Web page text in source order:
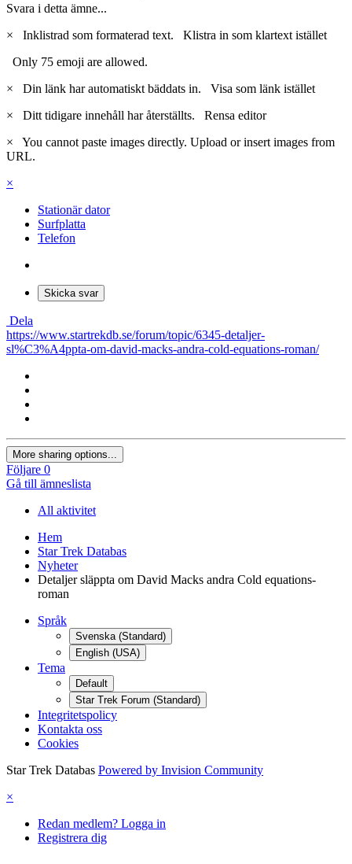
Svara i detta ämne...
×
Inklistrad som formaterad text. Klistra in som klartext istället
Only 75 emoji are allowed.
×
Din länk har automatiskt bäddats in. Visa som länk istället
×
Ditt tidigare innehåll har återställts. Rensa editor
×
You cannot paste images directly. Upload or insert images from
URL.
×
Stationär dator
Surfplatta
Telefon
Skicka svar
Dela
https://www.startrekdb.se/forum/topic/6345-detaljer-
sl%C3%A4ppta-om-david-macks-andra-cold-equations-roman/
More sharing options...
Följare 0
Gå till ämneslista
All aktivitet
Hem
Star Trek Databas
Nyheter
Detaljer släppta om David Macks andra Cold equations-
roman
Språk
Svenska (Standard)
English (USA)
Tema
Default
Star Trek Forum (Standard)
Integritetspolicy
Kontakta oss
Cookies
Star Trek Databas Powered by Invision Community
×
Redan medlem? Logga in
Registrera dig